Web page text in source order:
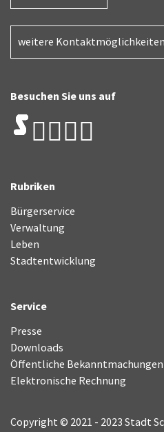
weitere Kontaktmöglichkeiten
Besuchen Sie uns auf
Rubriken
Bürgerservice
Verwaltung
Leben
Stadtentwicklung
Service
Presse
Downloads
Öffentliche Bekanntmachungen
Elektronische Rechnung
Copyright © 2021 - 2023 Stadt